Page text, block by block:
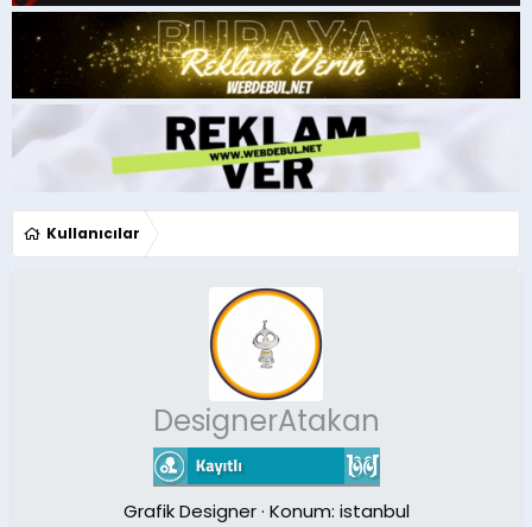
Kullanıcılar
DesignerAtakan
Grafik Designer · Konum: istanbul